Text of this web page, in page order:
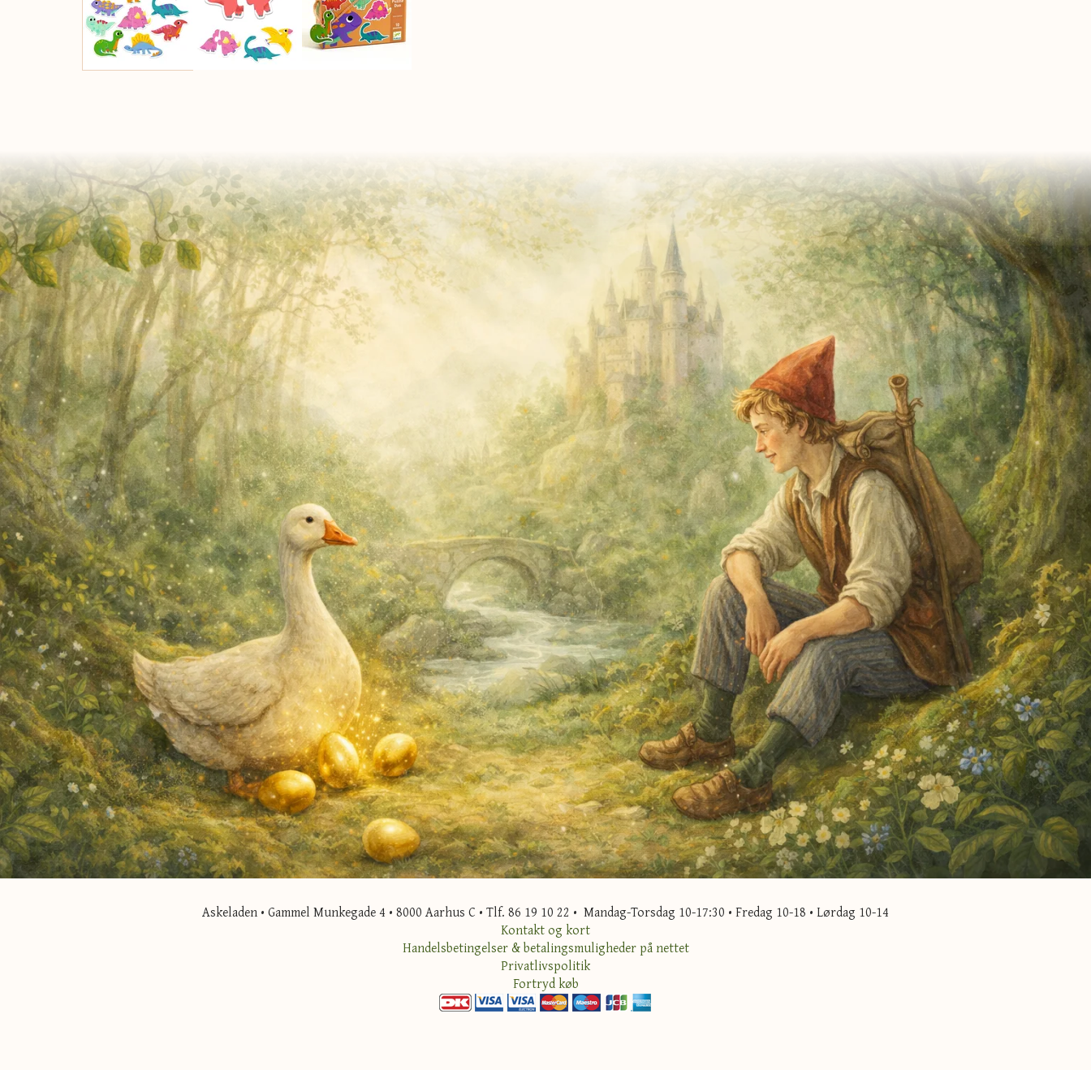
Askeladen • Gammel Munkegade 4 • 8000 Aarhus C • Tlf. 86 19 10 22 • Mandag-Torsdag 10-17:30 • Fredag 10-18 • Lørdag 10-14
Kontakt og kort
Handelsbetingelser & betalingsmuligheder på nettet
Privatlivspolitik
Fortryd køb